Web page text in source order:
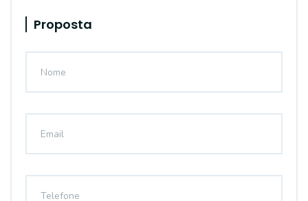
Proposta